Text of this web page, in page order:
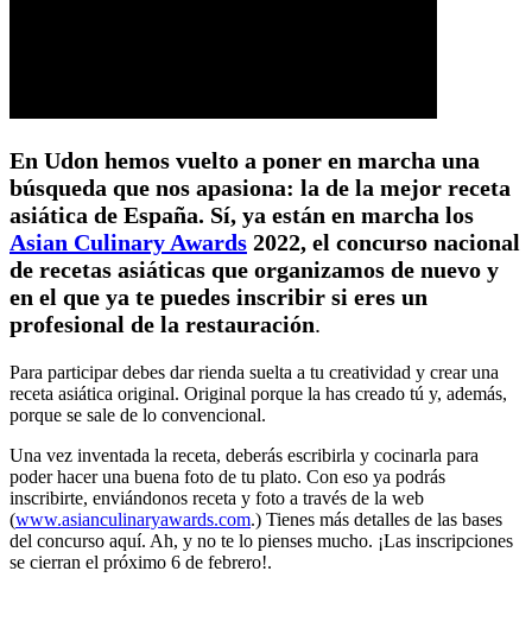
En Udon hemos vuelto a poner en marcha una
búsqueda que nos apasiona: la de la mejor receta
asiática de España. Sí, ya están en marcha los
Asian Culinary Awards 2022, el concurso nacional
de recetas asiáticas que organizamos de nuevo y
en el que ya te puedes inscribir si eres un
profesional de la restauración.
Para participar debes dar rienda suelta a tu creatividad y crear una
receta asiática original. Original porque la has creado tú y, además,
porque se sale de lo convencional.
Una vez inventada la receta, deberás escribirla y cocinarla para
poder hacer una buena foto de tu plato. Con eso ya podrás
inscribirte, enviándonos receta y foto a través de la web
(www.asianculinaryawards.com.) Tienes más detalles de las bases
del concurso aquí. Ah, y no te lo pienses mucho. ¡Las inscripciones
se cierran el próximo 6 de febrero!.